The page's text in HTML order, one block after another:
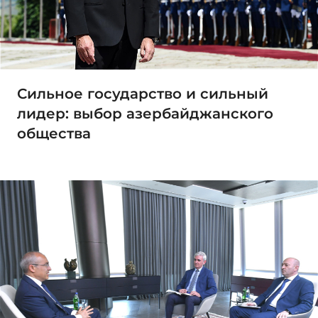
Сильное государство и сильный
лидер: выбор азербайджанского
общества